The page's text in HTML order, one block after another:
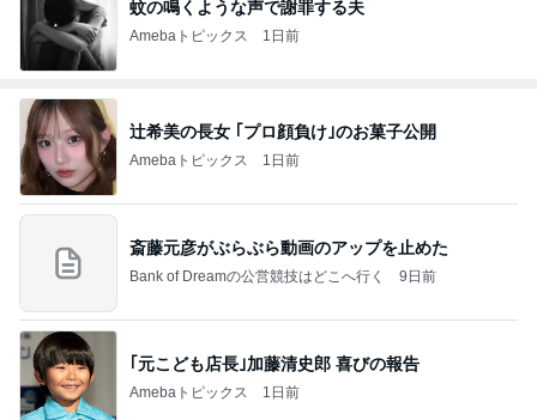
蚊の鳴くような声で謝罪する夫
Amebaトピックス 1日前
辻希美の長女 ｢プロ顔負け｣のお菓子公開
Amebaトピックス 1日前
斎藤元彦がぶらぶら動画のアップを止めた
Bank of Dreamの公営競技はどこへ行く 9日前
｢元こども店長｣加藤清史郎 喜びの報告
Amebaトピックス 1日前